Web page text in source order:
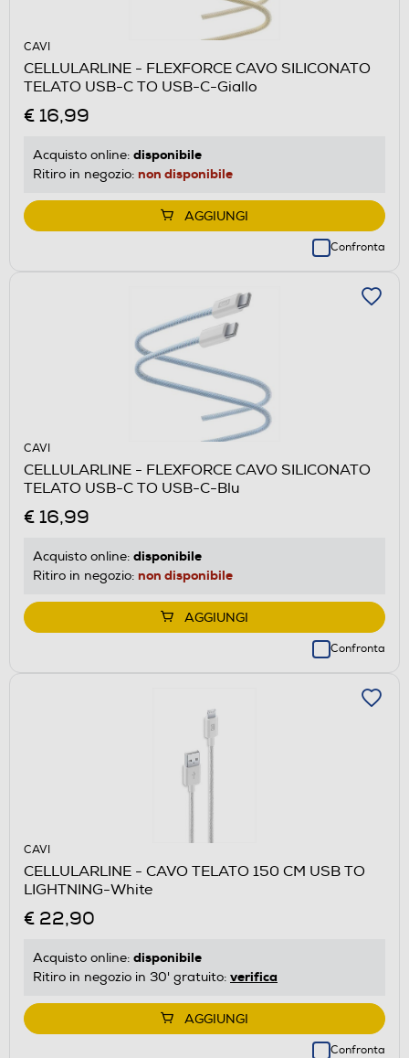
CAVI
CELLULARLINE - FLEXFORCE CAVO SILICONATO
TELATO USB-C TO USB-C-Giallo
€ 16,99
Acquisto online: disponibile
Ritiro in negozio: non disponibile
AGGIUNGI
Confronta
CAVI
CELLULARLINE - FLEXFORCE CAVO SILICONATO
TELATO USB-C TO USB-C-Blu
€ 16,99
Acquisto online: disponibile
Ritiro in negozio: non disponibile
AGGIUNGI
Confronta
CAVI
CELLULARLINE - CAVO TELATO 150 CM USB TO
LIGHTNING-White
€ 22,90
Acquisto online: disponibile
Ritiro in negozio in 30' gratuito: verifica
AGGIUNGI
Confronta